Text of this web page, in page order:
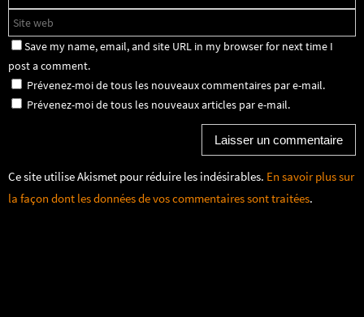
Save my name, email, and site URL in my browser for next time I
post a comment.
Prévenez-moi de tous les nouveaux commentaires par e-mail.
Prévenez-moi de tous les nouveaux articles par e-mail.
Ce site utilise Akismet pour réduire les indésirables. En savoir plus sur
la façon dont les données de vos commentaires sont traitées.